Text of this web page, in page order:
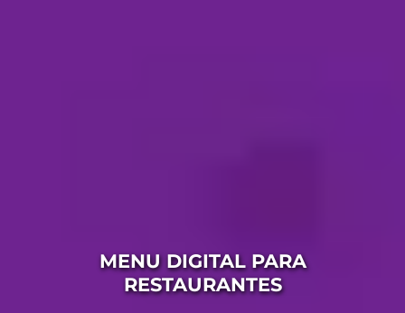
MENU DIGITAL PARA
RESTAURANTES